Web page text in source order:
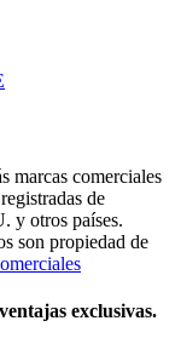
marcas comerciales
de
y otros países.
son propiedad de
exclusivas.